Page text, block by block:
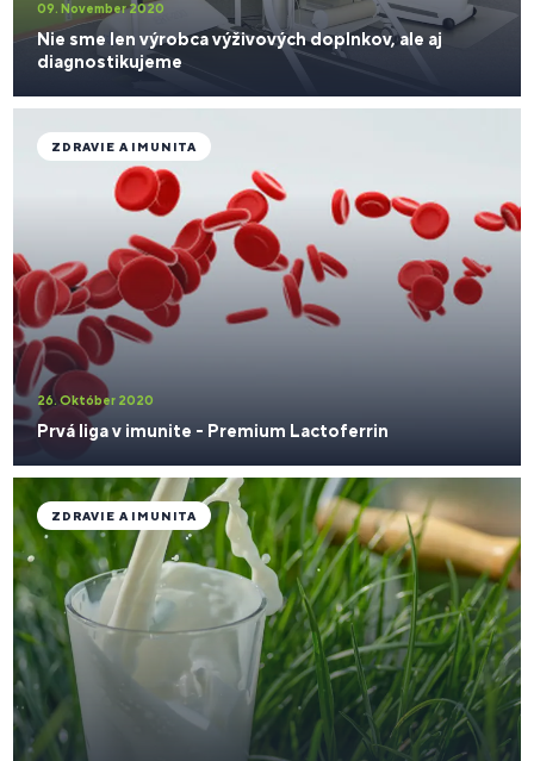
09. November 2020
​Nie sme len výrobca výživových doplnkov, ale aj
diagnostikujeme
26. Október 2020
Prvá liga v imunite - Premium Lactoferrin
ZDRAVIE A IMUNITA
ZDRAVIE A IMUNITA